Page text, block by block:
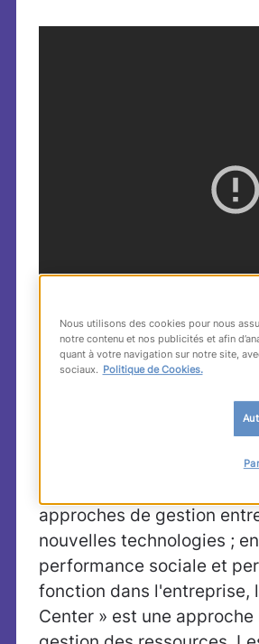
Ce Trophée vient
», solution de
social qui conjugue
technologiques et
approches de gestion
nouvelles technologies ;
performance sociale et
fonction dans l'entreprise,
Center » est une
Nous utilisons des cookies pour nous
notre contenu et nos publicités et afin
quant à votre navigation sur notre site,
sociaux. Politique de Cookies.